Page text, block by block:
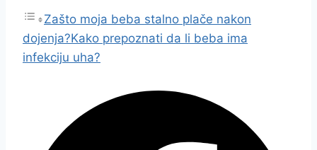
Zašto moja beba stalno plače nakon
dojenja?Kako prepoznati da li beba ima
infekciju uha?